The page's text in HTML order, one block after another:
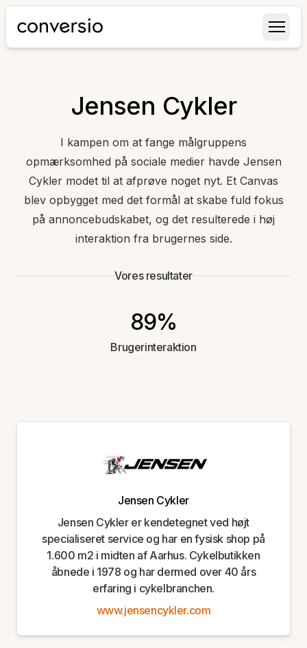
Conversio
Jensen Cykler
I kampen om at fange målgruppens
opmærksomhed på sociale medier havde Jensen
Cykler modet til at afprøve noget nyt. Et Canvas
blev opbygget med det formål at skabe fuld fokus
på annoncebudskabet, og det resulterede i høj
interaktion fra brugernes side.
Vores resultater
89%
Brugerinteraktion
Jensen Cykler
Jensen Cykler er kendetegnet ved højt
specialiseret service og har en fysisk shop på
1.600 m2 i midten af Aarhus. Cykelbutikken
åbnede i 1978 og har dermed over 40 års
erfaring i cykelbranchen.
www.jensencykler.com